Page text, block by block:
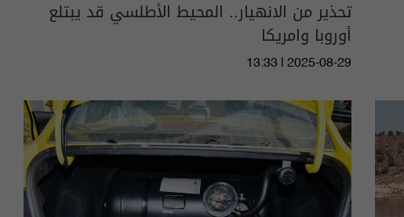
تحذير من الانهيار.. المحيط الأطلسي قد يبتلع
أوروبا وامريكا
13:33 | 2025-08-29